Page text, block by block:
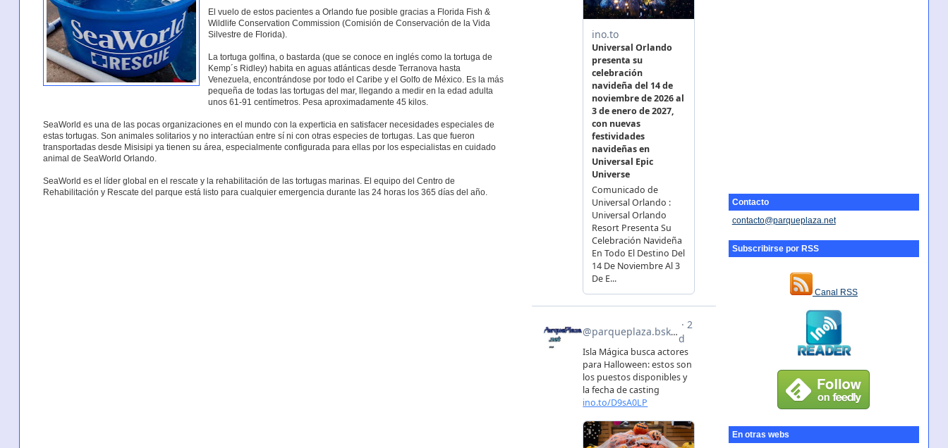
Contacto
contacto@parqueplaza.net
Subscribirse por RSS
Canal RSS
En otras webs
El vuelo de estos pacientes a Orlando fue posible gracias a Florida Fish &
Wildlife Conservation Commission (Comisión de Conservación de la Vida
Silvestre de Florida).
La tortuga golfina, o bastarda (que se conoce en inglés como la tortuga de
Kemp´s Ridley) habita en aguas atlánticas desde Terranova hasta
Venezuela, encontrándose por todo el Caribe y el Golfo de México. Es la más
pequeña de todas las tortugas del mar, llegando a medir en la edad adulta
unos 61-91 centímetros. Pesa aproximadamente 45 kilos.
SeaWorld es una de las pocas organizaciones en el mundo con la experticia en satisfacer necesidades especiales de
estas tortugas. Son animales solitarios y no interactúan entre sí ni con otras especies de tortugas. Las que fueron
transportadas desde Misisipi ya tienen su área, especialmente configurada para ellas por los especialistas en cuidado
animal de SeaWorld Orlando.
SeaWorld es el líder global en el rescate y la rehabilitación de las tortugas marinas. El equipo del Centro de
Rehabilitación y Rescate del parque está listo para cualquier emergencia durante las 24 horas los 365 días del año.